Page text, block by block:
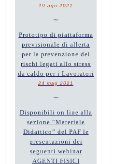
19 ago 2021
~
Prototipo di piattaforma
previsionale di allerta
per la prevenzione dei
rischi legati allo stress
da caldo per i Lavoratori
24 mag 2021
~
Disponibili on line alla
sezione “Materiale
Didattico” del PAF le
presentazioni dei
seguenti webinar
AGENTI FISICI